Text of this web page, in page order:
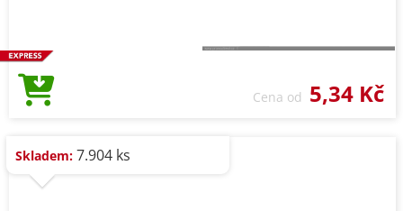
Cena od 5,34 Kč
Skladem: 7.904 ks